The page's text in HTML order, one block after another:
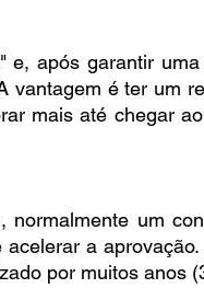
e, após garantir
vantagem é ter um
mais até chegar
normalmente um
a
por muitos anos